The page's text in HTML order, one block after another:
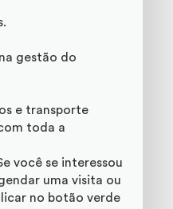
gestão do
e transporte
toda a
você se interessou
uma visita ou
no botão verde